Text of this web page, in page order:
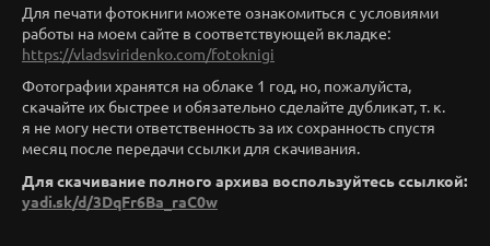
Для печати фотокниги можете ознакомиться с условиями
работы на моем сайте в соответствующей вкладке:
https://vladsviridenko.com/fotoknigi
Фотографии хранятся на облаке 1 год, но, пожалуйста,
скачайте их быстрее и обязательно сделайте дубликат, т. к.
я не могу нести ответственность за их сохранность спустя
месяц после передачи ссылки для скачивания.
Для скачивание полного архива воспользуйтесь ссылкой:
yadi.sk/d/3DqFr6Ba_raC0w